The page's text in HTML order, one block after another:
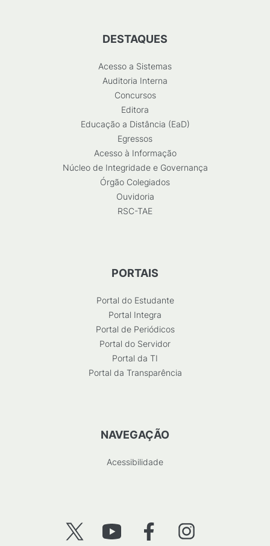
DESTAQUES
Acesso a Sistemas
Auditoria Interna
Concursos
Editora
Educação a Distância (EaD)
Egressos
Acesso à Informação
Núcleo de Integridade e Governança
Órgão Colegiados
Ouvidoria
RSC-TAE
PORTAIS
Portal do Estudante
Portal Integra
Portal de Periódicos
Portal do Servidor
Portal da TI
Portal da Transparência
NAVEGAÇÃO
Acessibilidade